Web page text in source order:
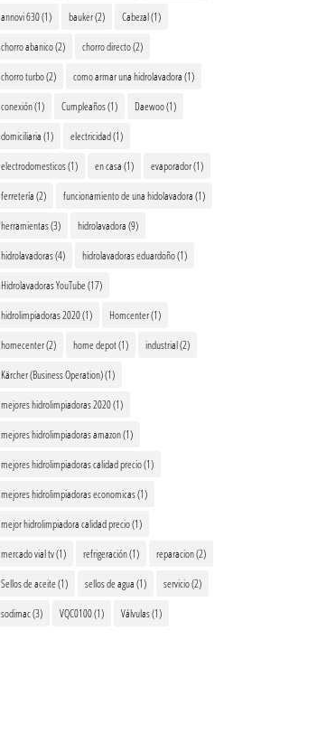
annovi 630(1) bauker(2) Cabezal(1)
chorro abanico(2) chorro directo(2)
chorro turbo(2) como armar una hidrolavadora(1)
conexión(1) Cumpleaños(1) Daewoo(1)
domiciliaria(1) electricidad(1)
electrodomesticos(1) en casa(1) evaporador(1)
ferretería(2) funcionamiento de una hidolavadora(1)
herramientas(3) hidrolavadora(9)
hidrolavadoras(4) hidrolavadoras eduardoño(1)
Hidrolavadoras YouTube(17)
hidrolimpiadoras 2020(1) Homcenter(1)
homecenter(2) home depot(1) industrial(2)
Kärcher (Business Operation)(1)
mejores hidrolimpiadoras 2020(1)
mejores hidrolimpiadoras amazon(1)
mejores hidrolimpiadoras calidad precio(1)
mejores hidrolimpiadoras economicas(1)
mejor hidrolimpiadora calidad precio(1)
mercado vial tv(1) refrigeración(1) reparacion(2)
Sellos de aceite(1) sellos de agua(1) servicio(2)
sodimac(3) VQC0100(1) Válvulas(1)